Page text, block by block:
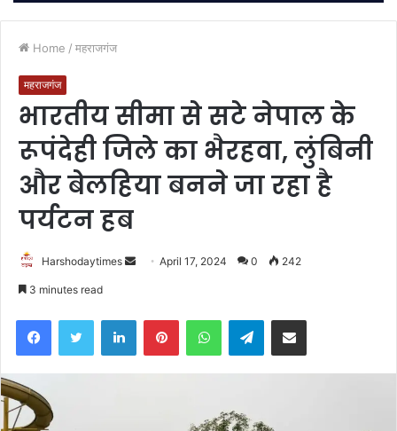
Home / महराजगंज
महराजगंज
भारतीय सीमा से सटे नेपाल के
रूपंदेही जिले का भैरहवा, लुंबिनी
और बेलहिया बनने जा रहा है
पर्यटन हब
Harshodaytimes
SendApril 17, 2024 0 242
3 minutes read
FacebookTwitter LinkedInPinterestWhatsAppTelegramShare via Email